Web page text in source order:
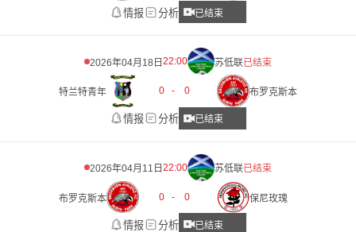
情报 分析 已结束
2026年04月18日 22:00 苏低联已结束
特兰特青年 0 - 0 布罗克斯本
情报 分析 已结束
2026年04月11日 22:00 苏低联已结束
布罗克斯本 0 - 0 保尼玫瑰
情报 分析 已结束